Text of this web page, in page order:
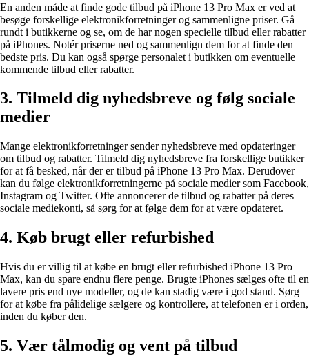
En anden måde at finde gode tilbud på iPhone 13 Pro Max er ved at
besøge forskellige elektronikforretninger og sammenligne priser. Gå
rundt i butikkerne og se, om de har nogen specielle tilbud eller rabatter
på iPhones. Notér priserne ned og sammenlign dem for at finde den
bedste pris. Du kan også spørge personalet i butikken om eventuelle
kommende tilbud eller rabatter.
3. Tilmeld dig nyhedsbreve og følg sociale
medier
Mange elektronikforretninger sender nyhedsbreve med opdateringer
om tilbud og rabatter. Tilmeld dig nyhedsbreve fra forskellige butikker
for at få besked, når der er tilbud på iPhone 13 Pro Max. Derudover
kan du følge elektronikforretningerne på sociale medier som Facebook,
Instagram og Twitter. Ofte annoncerer de tilbud og rabatter på deres
sociale mediekonti, så sørg for at følge dem for at være opdateret.
4. Køb brugt eller refurbished
Hvis du er villig til at købe en brugt eller refurbished iPhone 13 Pro
Max, kan du spare endnu flere penge. Brugte iPhones sælges ofte til en
lavere pris end nye modeller, og de kan stadig være i god stand. Sørg
for at købe fra pålidelige sælgere og kontrollere, at telefonen er i orden,
inden du køber den.
5. Vær tålmodig og vent på tilbud